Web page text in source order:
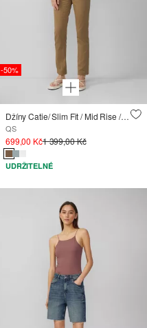
-50%
Džíny Catie/ Slim Fit / Mid Rise / Slim Leg
QS
699,00 Kč1 399,00 Kč
UDRŽITELNÉ